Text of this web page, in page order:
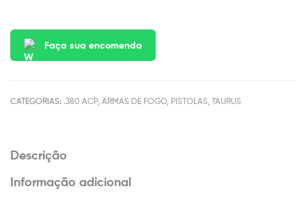
Faça sua encomenda
CATEGORIAS: .380 ACP, ARMAS DE FOGO PISTOLAS TAURUS
Descrição
Informação adicional